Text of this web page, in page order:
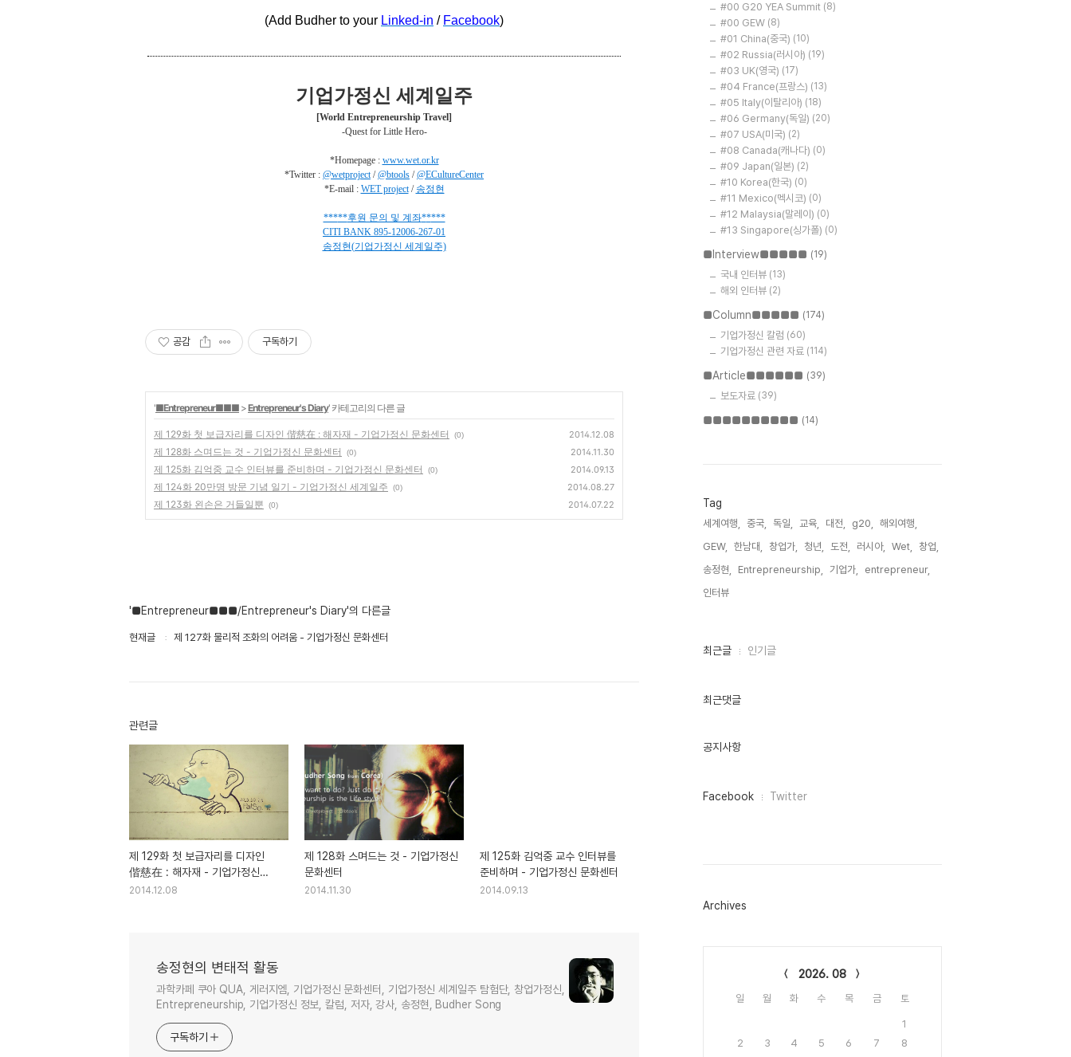
(Add Budher to your Linked-in / Facebook)
기업가정신 세계일주
[World Entrepreneurship Travel]
-Quest for Little Hero-
*Homepage : www.wet.or.kr
*Twitter : @wetproject /@btools /@ECultureCenter
*E-mail : WET project/ 송정현
*****후원 문의 및 계좌*****
CITI BANK 895-12006-267-01
송정현(기업가정신 세계일주)
공감 구독하기
'■Entrepreneur■■■ >Entrepreneur's Diary' 카테고리의 다른 글
제 129화 첫 보급자리를 디자인 偕慈在 : 해자재 - 기업가정신 문화센터 (0) 2014.12.08
제 128화 스며드는 것 - 기업가정신 문화센터 (0) 2014.11.30
제 125화 김억중 교수 인터뷰를 준비하며 - 기업가정신 문화센터 (0) 2014.09.13
제 124화 20만명 방문 기념 일기 - 기업가정신 세계일주 (0) 2014.08.27
제 123화 왼손은 거들일뿐 (0) 2014.07.22
'■Entrepreneur■■■/Entrepreneur's Diary'의 다른글
현재글 제 127화 물리적 조화의 어려움 - 기업가정신 문화센터
관련글
제 129화 첫 보급자리를 디자인
偕慈在 : 해자재 - 기업가정신
문화센터
2014.12.08
제 128화 스며드는 것 - 기업가정신
문화센터
2014.11.30
제 125화 김억중 교수 인터뷰를
준비하며 - 기업가정신 문화센터
2014.09.13
송정현의 변태적 활동
과학카페 쿠아 QUA, 게러지엠, 기업가정신 문화센터, 기업가정신 세계일주 탐험단, 창업가정신,
Entrepreneurship, 기업가정신 정보, 칼럼, 저자, 강사, 송정현, Budher Song
구독하기
#00 G20 YEA Summit (8)
#00 GEW (8)
#01 China(중국) (10)
#02 Russia(러시아) (19)
#03 UK(영국) (17)
#04 France(프랑스) (13)
#05 Italy(이탈리아) (18)
#06 Germany(독일) (20)
#07 USA(미국) (2)
#08 Canada(캐나다) (0)
#09 Japan(일본) (2)
#10 Korea(한국) (0)
#11 Mexico(멕시코) (0)
#12 Malaysia(말레이) (0)
#13 Singapore(싱가폴) (0)
■Interview■■■■■ (19)
국내 인터뷰 (13)
해외 인터뷰 (2)
■Column■■■■■ (174)
기업가정신 칼럼 (60)
기업가정신 관련 자료 (114)
■Article■■■■■■ (39)
보도자료 (39)
■■■■■■■■■■ (14)
Tag
세계여행, 중국, 독일, 교육, 대전, g20,
해외여행,
GEW,
한남대, 창업가, 청년, 도전, 러시아, Wet,
창업,
송정현,
Entrepreneurship, 기업가,
entrepreneur,
인터뷰,
최
인
최근글 인기글
최근댓글
공지사항
페
그
Facebook Twitter
Archives
2026. 08
일 월 화 수 목 금 토
1
2
3 4 5 6 7
8